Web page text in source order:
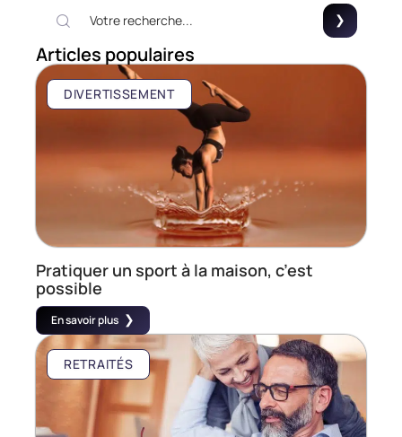
Articles populaires
DIVERTISSEMENT
Pratiquer un sport à la maison, c’est
possible
En savoir plus
RETRAITÉS